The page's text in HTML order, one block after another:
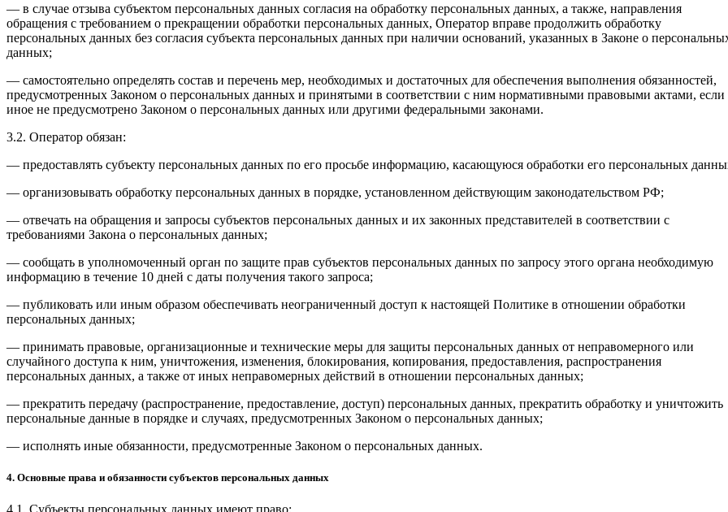
— в случае отзыва субъектом персональных данных согласия на обработку персональных данных, а также, направления
обращения с требованием о прекращении обработки персональных данных, Оператор вправе продолжить обработку
персональных данных без согласия субъекта персональных данных при наличии оснований, указанных в Законе о
данных;
— самостоятельно определять состав и перечень мер, необходимых и достаточных для обеспечения выполнения обязанностей,
предусмотренных Законом о персональных данных и принятыми в соответствии с ним нормативными правовыми актами, если
иное не предусмотрено Законом о персональных данных или другими федеральными законами.
3.2. Оператор обязан:
— предоставлять субъекту персональных данных по его просьбе информацию, касающуюся обработки его персональных
— организовывать обработку персональных данных в порядке, установленном действующим законодательством РФ;
— отвечать на обращения и запросы субъектов персональных данных и их законных представителей в соответствии с
требованиями Закона о персональных данных;
— сообщать в уполномоченный орган по защите прав субъектов персональных данных по запросу этого органа необходимую
информацию в течение 10 дней с даты получения такого запроса;
— публиковать или иным образом обеспечивать неограниченный доступ к настоящей Политике в отношении обработки
персональных данных;
— принимать правовые, организационные и технические меры для защиты персональных данных от неправомерного или
случайного доступа к ним, уничтожения, изменения, блокирования, копирования, предоставления, распространения
персональных данных, а также от иных неправомерных действий в отношении персональных данных;
— прекратить передачу (распространение, предоставление, доступ) персональных данных, прекратить обработку и уничтожить
персональные данные в порядке и случаях, предусмотренных Законом о персональных данных;
— исполнять иные обязанности, предусмотренные Законом о персональных данных.
4. Основные права и обязанности субъектов персональных данных